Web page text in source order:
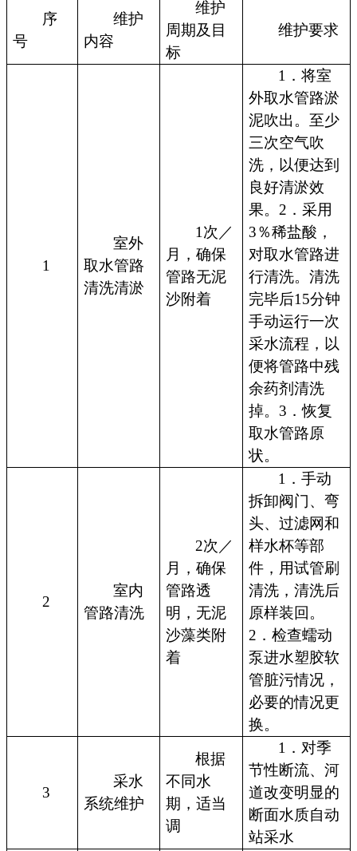
序
号
维护
内容
维护
周期及目
标
维护要求
1
室外
取水管路
清洗清淤
1次／
月，确保
管路无泥
沙附着
1．将室
外取水管路淤
泥吹出。至少
三次空气吹
洗，以便达到
良好清淤效
果。2．采用
3％稀盐酸，
对取水管路进
行清洗。清洗
完毕后15分钟
手动运行一次
采水流程，以
便将管路中残
余药剂清洗
掉。3．恢复
取水管路原
状。
2
室内
管路清洗
2次／
月，确保
管路透
明，无泥
沙藻类附
着
1．手动
拆卸阀门、弯
头、过滤网和
样水杯等部
件，用试管刷
清洗，清洗后
原样装回。
2．检查蠕动
泵进水塑胶软
管脏污情况，
必要的情况更
换。
3
采水
系统维护
根据
不同水
期，适当
调
1．对季
节性断流、河
道改变明显的
断面水质自动
站采水